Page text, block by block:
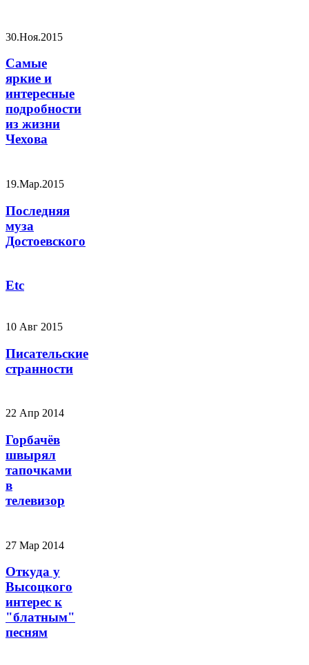
30.Ноя.2015
Самые
яркие и
интересные
подробности
из жизни
Чехова
19.Мар.2015
Последняя
муза
Достоевского
Etc
10 Авг 2015
Писательские
странности
22 Апр 2014
Горбачёв
швырял
тапочками
в
телевизор
27 Мар 2014
Откуда у
Высоцкого
интерес к
"блатным"
песням